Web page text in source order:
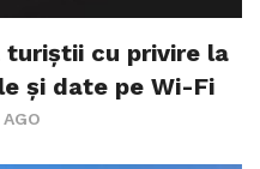
cu privire la
și date pe Wi-Fi
AGO